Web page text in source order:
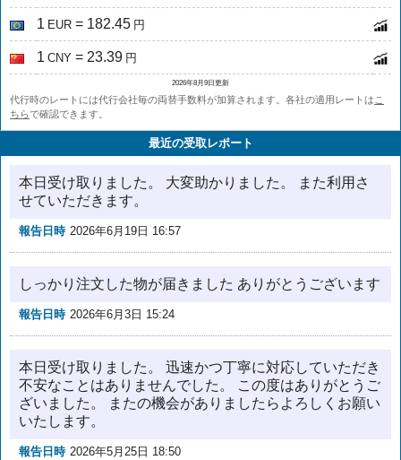
1 EUR = 182.45 円
1 CNY = 23.39 円
2026年8月9日更新
代行時のレートには代行会社毎の両替手数料が加算されます。各社の適用レートは こ
ちらで確認できます。
最近の受取レポート
本日受け取りました。 大変助かりました。 また利用さ
せていただきます。
報告日時 2026年6月19日 16:57
しっかり注文した物が届きました ありがとうございます
報告日時 2026年6月3日 15:24
本日受け取りました。 迅速かつ丁寧に対応していただき
不安なことはありませんでした。 この度はありがとうご
ざいました。 またの機会がありましたらよろしくお願い
いたします。
報告日時 2026年5月25日 18:50